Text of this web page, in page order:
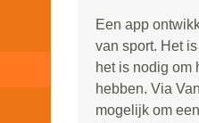
Een app
van sport. Het
het is nodig om
hebben. Via
mogelijk om